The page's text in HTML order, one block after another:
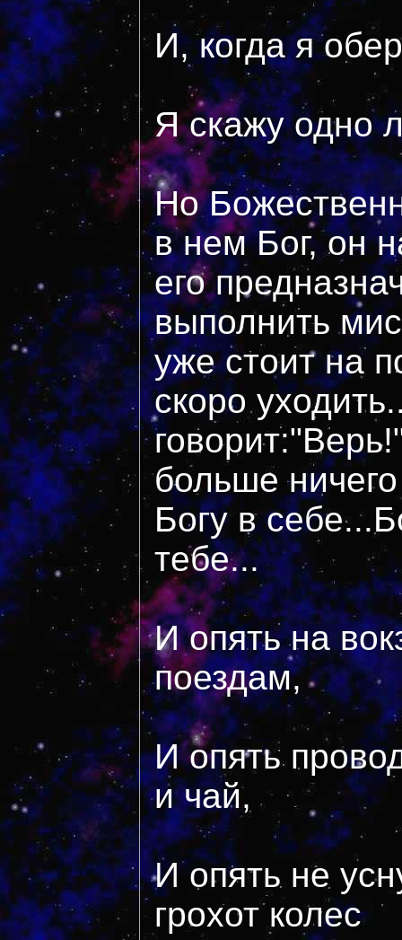
И, когда я
Я скажу одно
Но
в нем Бог, он
его
выполнить
уже стоит на
скоро
больше
Богу в
тебе...
И опять на
поездам,
И опять
и чай,
И опять не
грохот колес